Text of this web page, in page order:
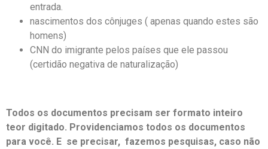
entrada.
nascimentos dos cônjuges ( apenas quando estes são
homens)
CNN do imigrante pelos países que ele passou
(certidão negativa de naturalização)
Todos os documentos precisam ser formato inteiro
teor digitado. Providenciamos todos os documentos
para você. E se precisar, fazemos pesquisas, caso não